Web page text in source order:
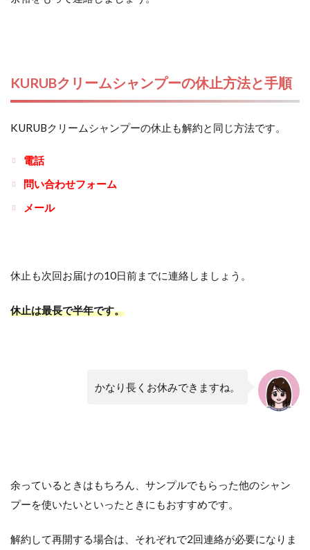
KURUBクリームシャンプーの休止方法と手順
KURUBクリームシャンプーの休止も解約と同じ方法です。
電話
問い合わせフォーム
メール
休止も次回お届けの10日前までに連絡しましょう。
休止は最長で半年です。
かなり長くお休みできますね。
余っているときはもちろん、サンプルでもらった他のシャン
プーを使いたいといったときにもおすすめです。
解約して再開する場合は、それぞれで2回連絡が必要になりま